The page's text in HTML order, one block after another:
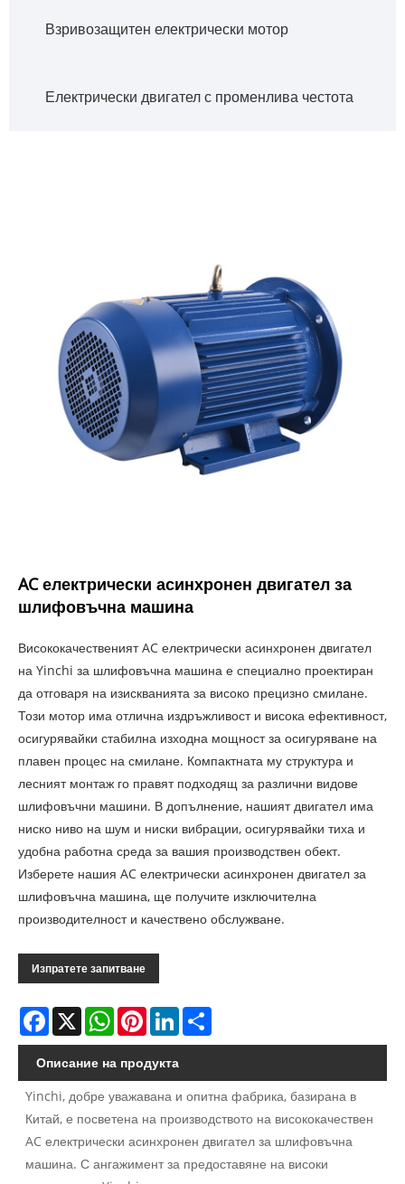
Взривозащитен електрически мотор
Електрически двигател с променлива честота
AC електрически асинхронен двигател за
шлифовъчна машина
Висококачественият AC електрически асинхронен двигател
на Yinchi за шлифовъчна машина е специално проектиран
да отговаря на изискванията за високо прецизно смилане.
Този мотор има отлична издръжливост и висока ефективност,
осигурявайки стабилна изходна мощност за осигуряване на
плавен процес на смилане. Компактната му структура и
лесният монтаж го правят подходящ за различни видове
шлифовъчни машини. В допълнение, нашият двигател има
ниско ниво на шум и ниски вибрации, осигурявайки тиха и
удобна работна среда за вашия производствен обект.
Изберете нашия AC електрически асинхронен двигател за
шлифовъчна машина, ще получите изключителна
производителност и качествено обслужване.
Изпратете запитване
Facebook
X WhatsAppPinterestLinkedIn
Описание на продукта
Yinchi, добре уважавана и опитна фабрика, базирана в
Китай, е посветена на производството на висококачествен
AC електрически асинхронен двигател за шлифовъчна
машина. С ангажимент за предоставяне на високи